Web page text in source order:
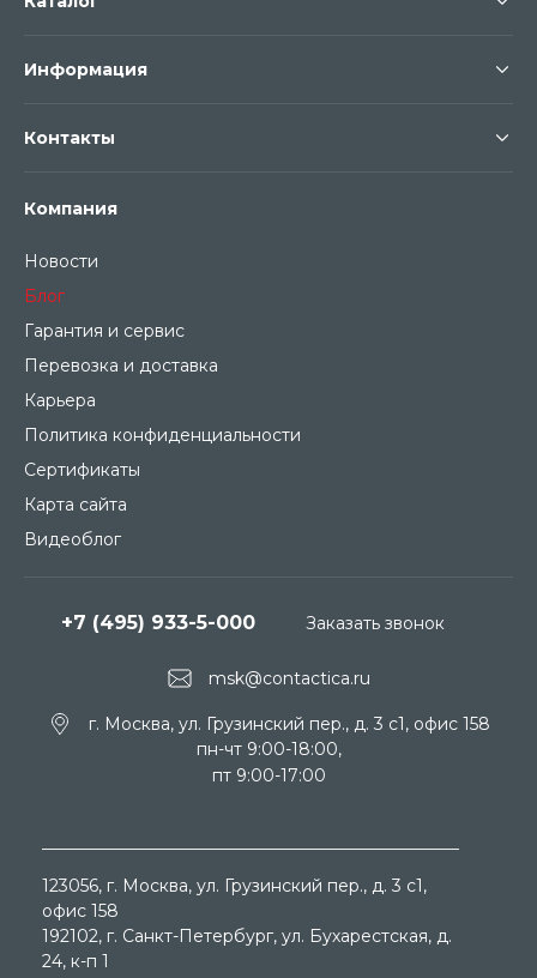
Компания
Новости
Блог
Гарантия и сервис
Перевозка и доставка
Карьера
Политика конфиденциальности
Сертификаты
Карта сайта
Видеоблог
Информация
Контакты
msk@contactica.ru
+7 (495) 933-5-000
г. Москва, ул. Грузинский пер., д. 3 c1, офис 158
пн-чт 9:00-18:00,
пт 9:00-17:00
Заказать звонок
123056, г. Москва, ул. Грузинский пер., д. 3 c1,
офис 158
192102, г. Санкт-Петербург, ул. Бухарестская, д.
24, к-п 1